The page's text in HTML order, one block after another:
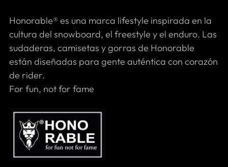
Honorable® es una marca lifestyle inspirada en la
cultura del snowboard, el freestyle y el enduro. Las
sudaderas, camisetas y gorras de Honorable
están diseñadas para gente auténtica con corazón
de rider.
For fun, not for fame